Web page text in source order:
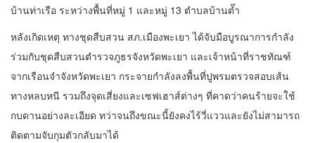
บ้านท่าเรือ ระหว่างพื้นที่หมู่ 1 และหมู่ 13 ตำบลบ้านต๊ำ
หลังเกิดเหตุ ทางชุดสืบสวน สภ.เมืองพะเยา ได้จับมือบูรณาการกำลัง
ร่วมกับชุดสืบสวนตำรวจภูธรจังหวัดพะเยา และเจ้าหน้าที่ราชทัณฑ์
จากเรือนจำจังหวัดพะเยา กระจายกำลังลงพื้นที่ปูพรมตรวจสอบเส้น
ทางหลบหนี รวมถึงจุดเสี่ยงและเซฟเฮาส์ต่างๆ ที่คาดว่าคนร้ายจะใช้
กบดานอย่างละเอียด ทว่าจนถึงขณะนี้ยังคงไร้วี่แววและยังไม่สามารถ
ติดตามจับกุมตัวกลับมาได้